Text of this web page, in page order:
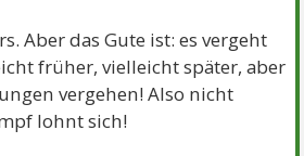
Aber das Gute ist: es vergeht
früher, vielleicht später, aber
vergehen! Also nicht
lohnt sich!